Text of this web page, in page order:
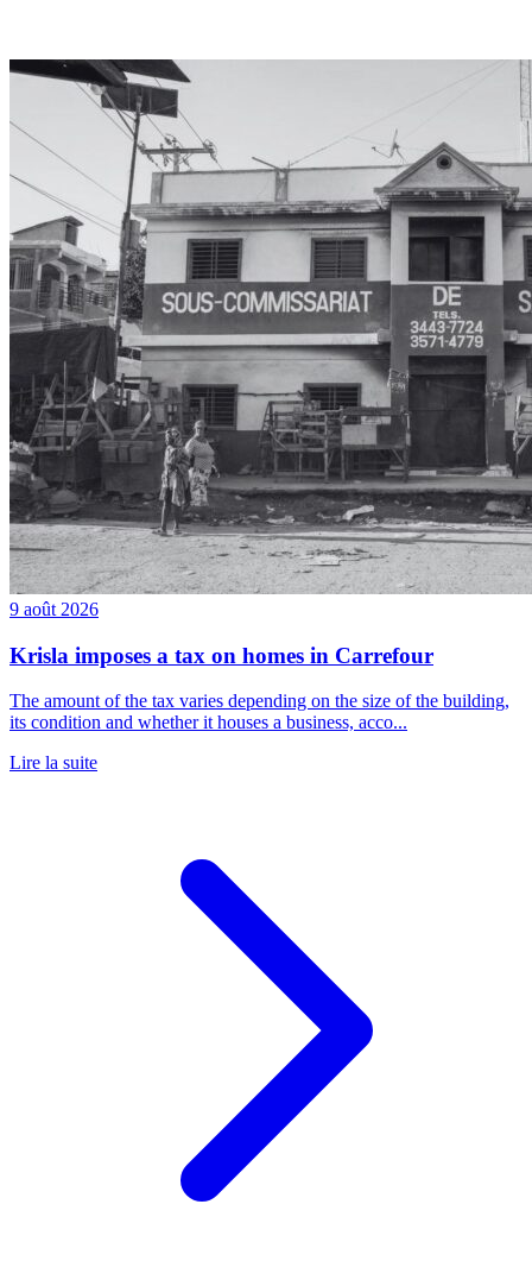
9 août 2026
Krisla imposes a tax on homes in Carrefour
The amount of the tax varies depending on the size of the building,
its condition and whether it houses a business, acco...
Lire la suite